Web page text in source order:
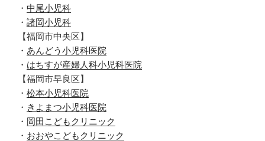
・ 中尾小児科
・ 諸岡小児科
【福岡市中央区】
・ あんどう小児科医院
・ はちすが産婦人科小児科医院
【福岡市早良区】
・ 松本小児科医院
・ きよまつ小児科医院
・ 岡田こどもクリニック
・ おおやこどもクリニック